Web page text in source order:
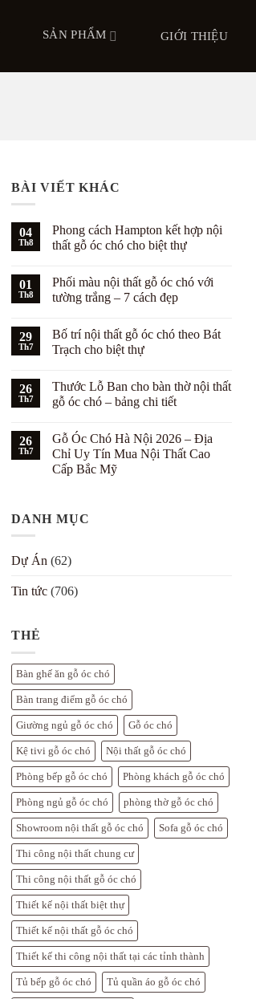
SẢN PHẨM GIỚI THIỆU
BÀI VIẾT KHÁC
04
Th8
Phong cách Hampton kết hợp nội
thất gỗ óc chó cho biệt thự
bình
luận
ở
Hampton
kết
hợp
gỗ
chó
thự
01
Th8
Phối màu nội thất gỗ óc chó với
tường trắng – 7 cách đẹp
bình
luận
ở
nội
thất
gỗ
với
tường
trắng
–
29
Th7
Bố trí nội thất gỗ óc chó theo Bát
Trạch cho biệt thự
bình
luận
ở
nội
thất
gỗ
óc
cho
26
Th7
Thước Lỗ Ban cho bàn thờ nội thất
gỗ óc chó – bảng chi tiết
bình
luận
ở
Thước
thờ
óc
bảng
26
Th7
Gỗ Óc Chó Hà Nội 2026 – Địa
Chỉ Uy Tín Mua Nội Thất Cao
Cấp Bắc Mỹ
luận
ở
Chó
Hà
2026
–
Nội
Thất
Cao
Cấp
Bắc
Mỹ
DANH MỤC
Dự Án (62)
Tin tức (706)
THẺ
Bàn ghế ăn gỗ óc chó
Bàn trang điểm gỗ óc chó
Giường ngủ gỗ óc chó Gỗ óc chó
Kệ tivi gỗ óc chó Nội thất gỗ óc chó
Phòng bếp gỗ óc chó Phòng khách gỗ óc chó
Phòng ngủ gỗ óc chó phòng thờ gỗ óc chó
Showroom nội thất gỗ óc chó Sofa gỗ óc chó
Thi công nội thất chung cư
Thi công nội thất gỗ óc chó
Thiết kế nội thất biệt thự
Thiết kế nội thất gỗ óc chó
Thiết kế thi công nội thất tại các tỉnh thành
Tủ bếp gỗ óc chó Tủ quần áo gỗ óc chó